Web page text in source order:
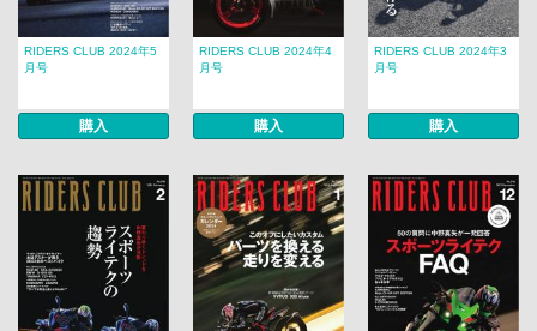
RIDERS CLUB 2024年5
月号
購入
RIDERS CLUB 2024年4
月号
購入
RIDERS CLUB 2024年3
月号
購入